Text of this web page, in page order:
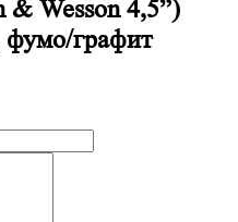
& Wesson 4,5”)
графит